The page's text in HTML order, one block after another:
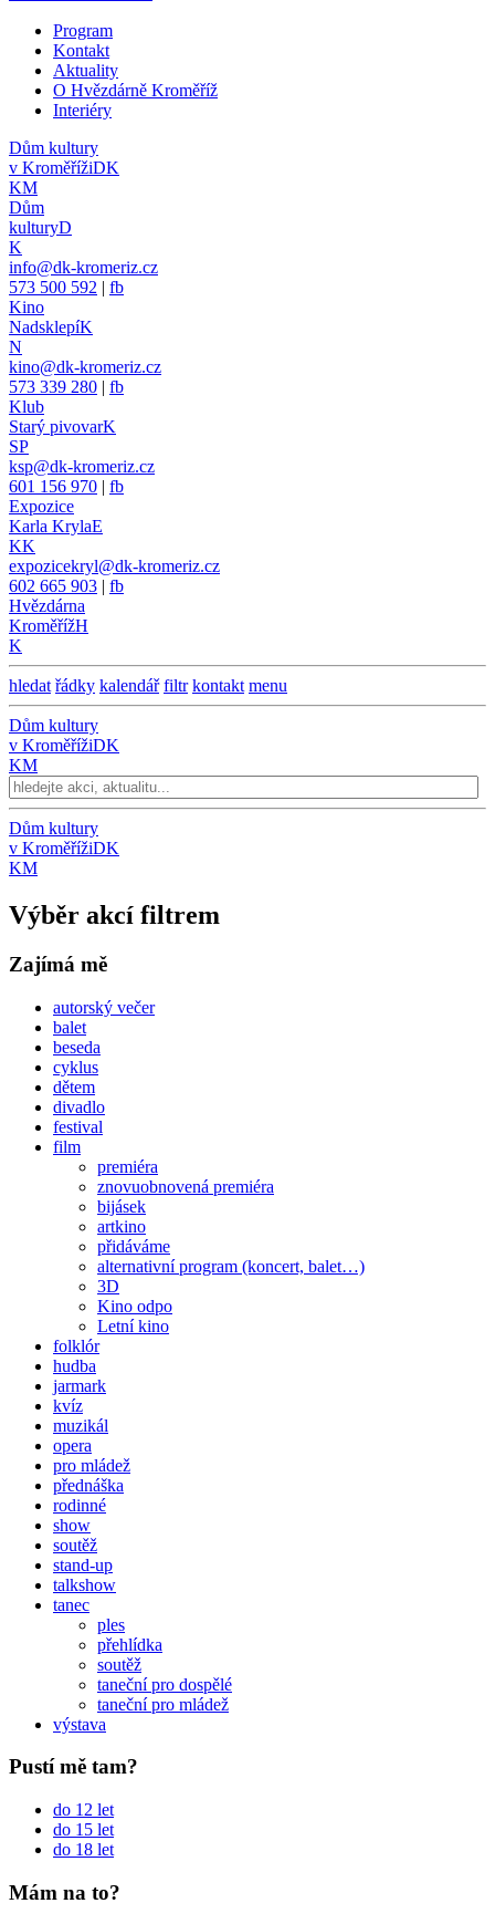
Program
Kontakt
Aktuality
O Hvězdárně Kroměříž
Interiéry
Dům kultury
v KroměřížiDK
KM
Dům
kulturyD
K
info@dk-kromeriz.cz
573 500 592 | fb
Kino
NadsklepíK
N
kino@dk-kromeriz.cz
573 339 280 | fb
Klub
Starý pivovarK
SP
ksp@dk-kromeriz.cz
601 156 970 | fb
Expozice
Karla KrylaE
KK
expozicekryl@dk-kromeriz.cz
602 665 903 | fb
Hvězdárna
KroměřížH
K
hledat řádky kalendář filtr kontakt menu
Dům kultury
v KroměřížiDK
KM
Dům kultury
v KroměřížiDK
KM
Výběr akcí filtrem
Zajímá mě
autorský večer
balet
beseda
cyklus
dětem
divadlo
festival
film
premiéra
znovuobnovená premiéra
bijásek
artkino
přidáváme
alternativní program (koncert, balet…)
3D
Kino odpo
Letní kino
folklór
hudba
jarmark
kvíz
muzikál
opera
pro mládež
přednáška
rodinné
show
soutěž
stand-up
talkshow
tanec
ples
přehlídka
soutěž
taneční pro dospělé
taneční pro mládež
výstava
Pustí mě tam?
do 12 let
do 15 let
do 18 let
Mám na to?